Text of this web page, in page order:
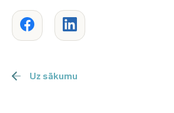
Uz sākumu